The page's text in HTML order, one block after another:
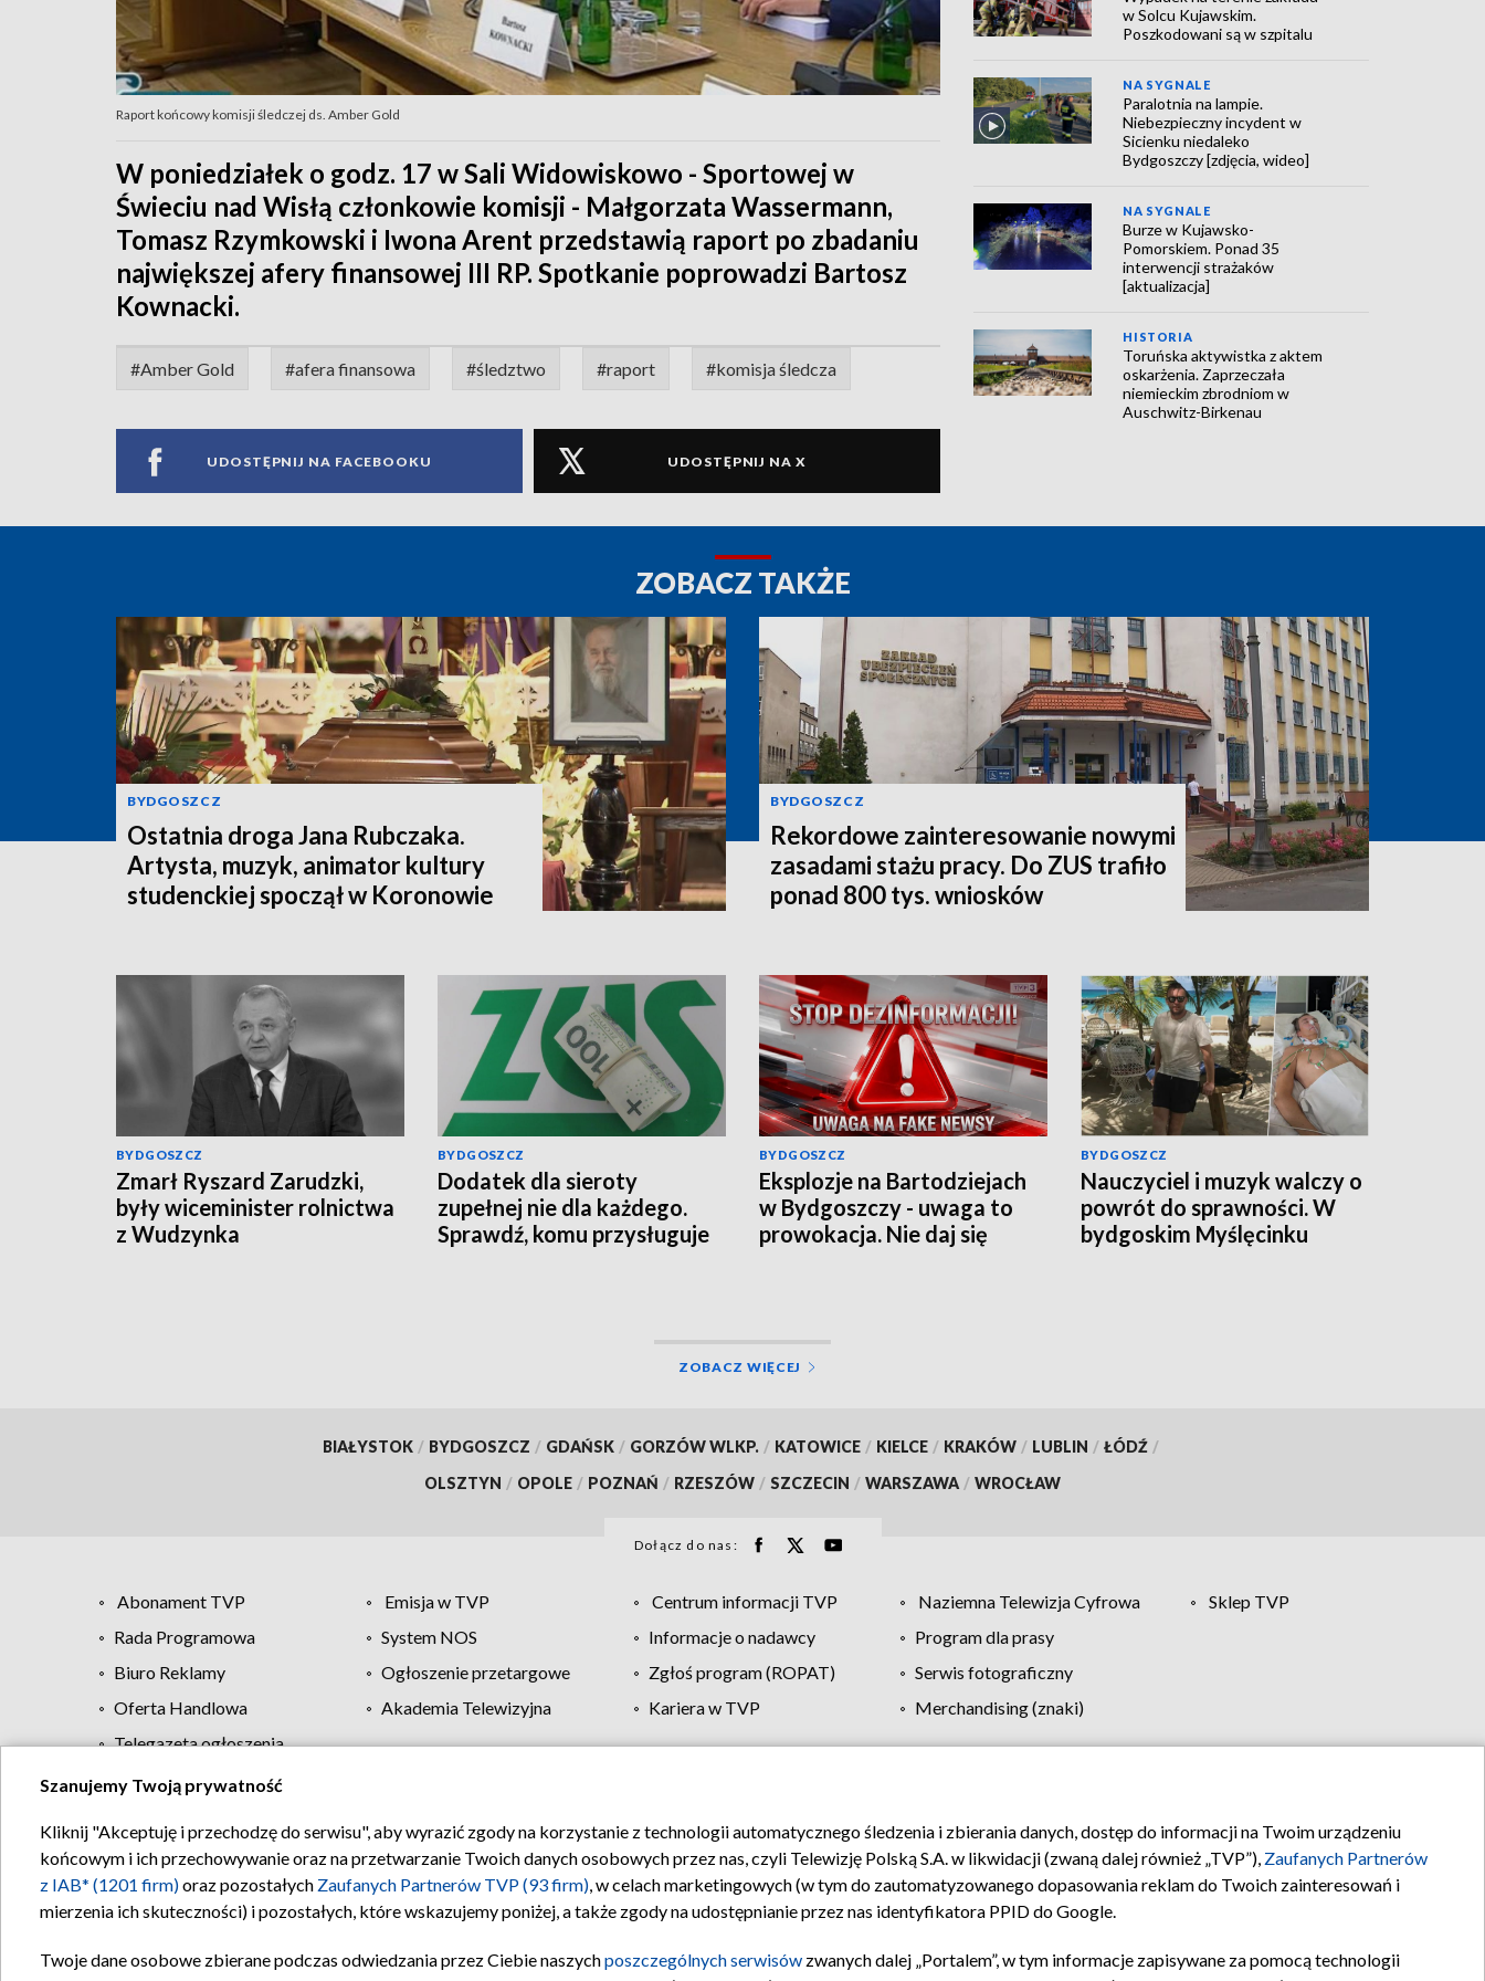
Raport końcowy komisji śledczej ds. Amber Gold
W poniedziałek o godz. 17 w Sali Widowiskowo - Sportowej w
Świeciu nad Wisłą członkowie komisji - Małgorzata Wassermann,
Tomasz Rzymkowski i Iwona Arent przedstawią raport po zbadaniu
największej afery finansowej III RP. Spotkanie poprowadzi Bartosz
Kownacki.
#Amber Gold #afera finansowa #śledztwo #raport #komisja śledcza
UDOSTĘPNIJ NA FACEBOOKU UDOSTĘPNIJ NA X
w Solcu Kujawskim.
Poszkodowani są w szpitalu
NA SYGNALE
Paralotnia na lampie.
Niebezpieczny incydent w
Sicienku niedaleko
Bydgoszczy [zdjęcia, wideo]
NA SYGNALE
Burze w Kujawsko-
Pomorskiem. Ponad 35
interwencji strażaków
[aktualizacja]
HISTORIA
Toruńska aktywistka z aktem
oskarżenia. Zaprzeczała
niemieckim zbrodniom w
Auschwitz-Birkenau
ZOBACZ TAKŻE
BYDGOSZCZ
Ostatnia droga Jana Rubczaka.
Artysta, muzyk, animator kultury
studenckiej spoczął w Koronowie
BYDGOSZCZ
Rekordowe zainteresowanie nowymi
zasadami stażu pracy. Do ZUS trafiło
ponad 800 tys. wniosków
BYDGOSZCZ
Zmarł Ryszard Zarudzki,
były wiceminister rolnictwa
z Wudzynka
BYDGOSZCZ
Dodatek dla sieroty
zupełnej nie dla każdego.
Sprawdź, komu przysługuje
BYDGOSZCZ
Eksplozje na Bartodziejach
w Bydgoszczy - uwaga to
prowokacja. Nie daj się
BYDGOSZCZ
Nauczyciel i muzyk walczy o
powrót do sprawności. W
bydgoskim Myślęcinku
ZOBACZ WIĘCEJ
BIAŁYSTOK / BYDGOSZCZ / GDAŃSK / GORZÓW WLKP. / KATOWICE / KIELCE / KRAKÓW / LUBLIN / ŁÓDŹ /
OLSZTYN / OPOLE / POZNAŃ / RZESZÓW / SZCZECIN / WARSZAWA / WROCŁAW
Dołącz do nas:
Abonament TVP Emisja w TVP Centrum informacji TVP Naziemna Telewizja Cyfrowa
Sklep TVP
Rada Programowa
System NOS Informacje o nadawcy
Program dla prasy
Biuro Reklamy
Ogłoszenie przetargowe Zgłoś program (ROPAT)
Serwis fotograficzny
Oferta Handlowa
Akademia Telewizyjna Kariera w TVP
Merchandising (znaki)
Telegazeta ogłoszenia
Regulamin TVP Polityka prywatności Moje zgody Pomoc Biuro reklamy Kontakt
Szanujemy Twoją prywatność
Kliknij "Akceptuję i przechodzę do serwisu", aby wyrazić zgody na korzystanie z technologii automatycznego śledzenia i zbierania danych, dostęp do informacji na Twoim urządzeniu
końcowym i ich przechowywanie oraz na przetwarzanie Twoich danych osobowych przez nas, czyli Telewizję Polską S.A. w likwidacji (zwaną dalej również „TVP”), Zaufanych Partnerów
z IAB* (1201 firm)oraz pozostałych Zaufanych Partnerów TVP (93 firm), w celach marketingowych (w tym do zautomatyzowanego dopasowania reklam do Twoich zainteresowań i
mierzenia ich skuteczności) i pozostałych, które wskazujemy poniżej, a także zgody na udostępnianie przez nas identyfikatora PPID do Google.
Twoje dane osobowe zbierane podczas odwiedzania przez Ciebie naszychposzczególnych serwisów zwanych dalej „Portalem”, w tym informacje zapisywane za pomocą technologii